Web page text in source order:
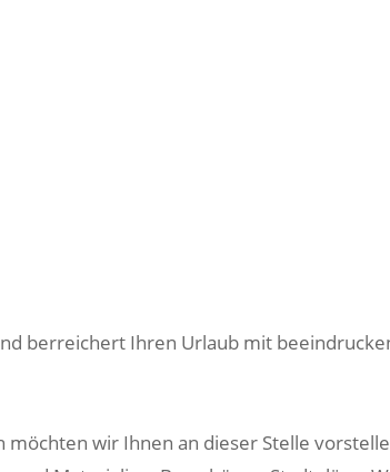
berreichert Ihren Urlaub mit
möchten wir Ihnen an dieser Stelle